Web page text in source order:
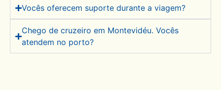
Vocês oferecem suporte durante a viagem?
Chego de cruzeiro em Montevidéu. Vocês
atendem no porto?